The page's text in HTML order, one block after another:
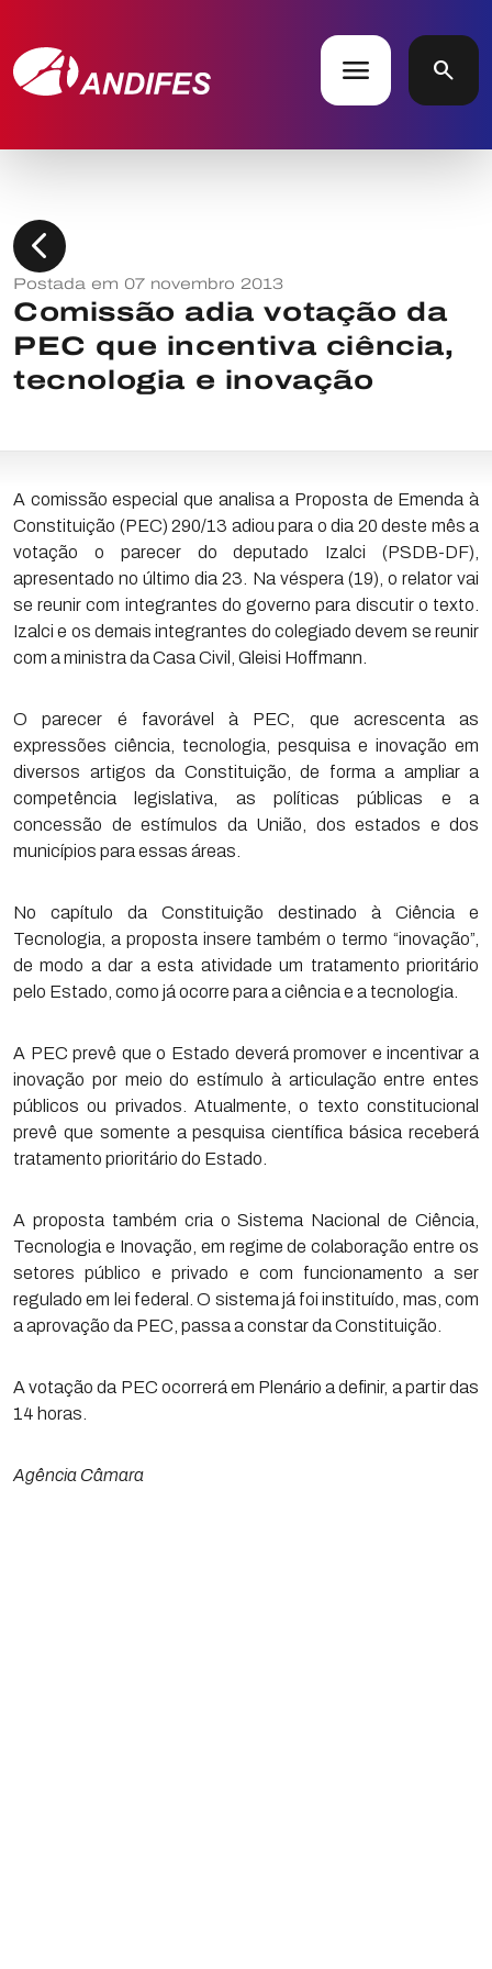
menu search
chevron_left
Postada em 07 novembro 2013
Comissão adia votação da
PEC que incentiva ciência,
tecnologia e inovação
A comissão especial que analisa a Proposta de Emenda à
Constituição (PEC) 290/13 adiou para o dia 20 deste mês a
votação o parecer do deputado Izalci (PSDB-DF),
apresentado no último dia 23. Na véspera (19), o relator vai
se reunir com integrantes do governo para discutir o texto.
Izalci e os demais integrantes do colegiado devem se reunir
com a ministra da Casa Civil, Gleisi Hoffmann.
O parecer é favorável à PEC, que acrescenta as
expressões ciência, tecnologia, pesquisa e inovação em
diversos artigos da Constituição, de forma a ampliar a
competência legislativa, as políticas públicas e a
concessão de estímulos da União, dos estados e dos
municípios para essas áreas.
No capítulo da Constituição destinado à Ciência e
Tecnologia, a proposta insere também o termo “inovação”,
de modo a dar a esta atividade um tratamento prioritário
pelo Estado, como já ocorre para a ciência e a tecnologia.
A PEC prevê que o Estado deverá promover e incentivar a
inovação por meio do estímulo à articulação entre entes
públicos ou privados. Atualmente, o texto constitucional
prevê que somente a pesquisa científica básica receberá
tratamento prioritário do Estado.
A proposta também cria o Sistema Nacional de Ciência,
Tecnologia e Inovação, em regime de colaboração entre os
setores público e privado e com funcionamento a ser
regulado em lei federal. O sistema já foi instituído, mas, com
a aprovação da PEC, passa a constar da Constituição.
A votação da PEC ocorrerá em Plenário a definir, a partir das
14 horas.
Agência Câmara